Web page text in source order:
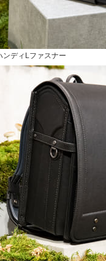
ンディLファスナー